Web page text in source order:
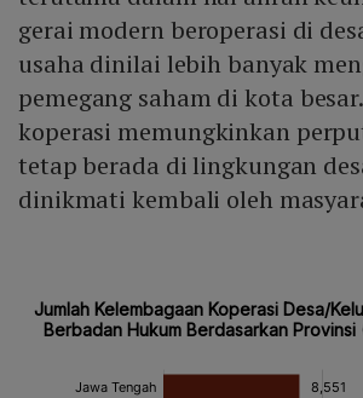
gerai modern beroperasi di
usaha dinilai lebih banyak
pemegang saham di kota
koperasi memungkinkan
tetap berada di lingkungan
dinikmati kembali oleh